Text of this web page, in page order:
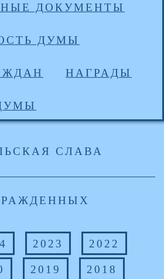
ДОКУМЕНТЫ
ДУМЫ
НАГРАДЫ
СЛАВА
2023 2022
2019
2018